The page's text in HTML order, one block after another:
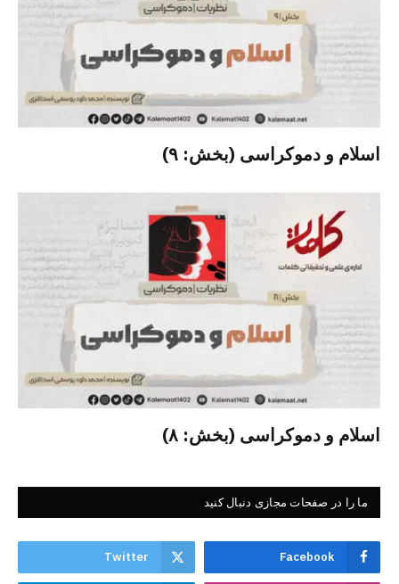
اسلام و دموکراسی (بخش: ۹)
اسلام و دموکراسی (بخش: ۸)
ما را در صفحات مجازی دنبال کنید
Facebook
Twitter